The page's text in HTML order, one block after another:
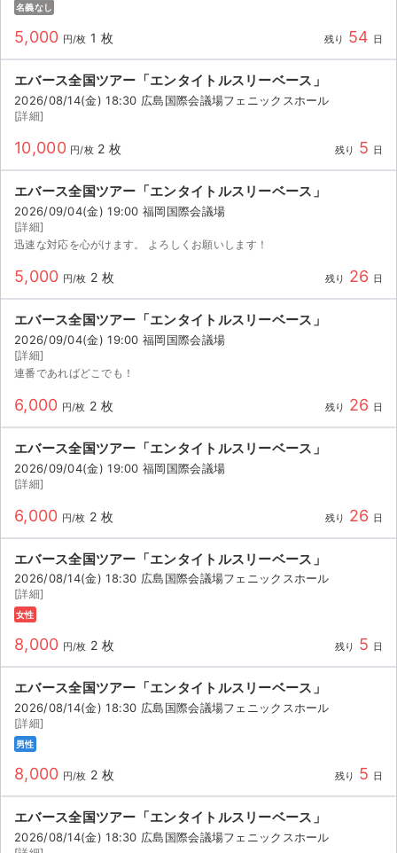
名義なし
5,000 円/枚 1 枚 残り 54 日
エバース全国ツアー「エンタイトルスリーベース」
2026/08/14(金) 18:30 広島国際会議場フェニックスホール
[詳細]
10,000 円/枚 2 枚 残り 5 日
エバース全国ツアー「エンタイトルスリーベース」
2026/09/04(金) 19:00 福岡国際会議場
[詳細]
迅速な対応を心がけます。 よろしくお願いします！
5,000 円/枚 2 枚 残り 26 日
エバース全国ツアー「エンタイトルスリーベース」
2026/09/04(金) 19:00 福岡国際会議場
[詳細]
連番であればどこでも！
6,000 円/枚 2 枚 残り 26 日
エバース全国ツアー「エンタイトルスリーベース」
2026/09/04(金) 19:00 福岡国際会議場
[詳細]
6,000 円/枚 2 枚 残り 26 日
エバース全国ツアー「エンタイトルスリーベース」
2026/08/14(金) 18:30 広島国際会議場フェニックスホール
[詳細]
女性
8,000 円/枚 2 枚 残り 5 日
エバース全国ツアー「エンタイトルスリーベース」
2026/08/14(金) 18:30 広島国際会議場フェニックスホール
[詳細]
男性
8,000 円/枚 2 枚 残り 5 日
エバース全国ツアー「エンタイトルスリーベース」
2026/08/14(金) 18:30 広島国際会議場フェニックスホール